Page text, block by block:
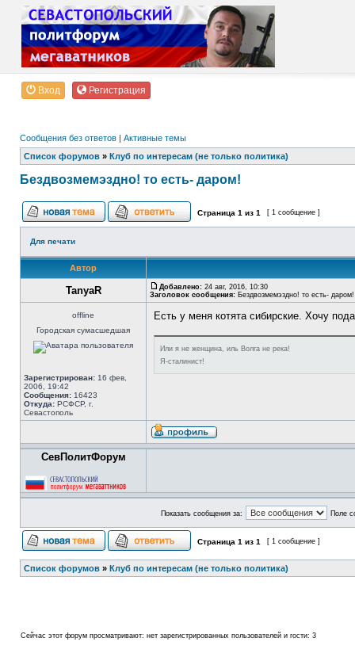
Вход Регистрация
Сообщения без ответов | Активные темы
Список форумов » Клуб по интересам (не только политика)
Бездвозмемэздно! то есть- даром!
Страница 1 из 1 [ 1 сообщение ]
Для печати
Автор
TanyaR Добавлено: 24 авг, 2016, 10:30
Заголовок сообщения: Бездвозмемэздно! то есть- даром!
offline
Городская сумасшедшая
Зарегистрирован: 16 фев,
2006, 19:42
Сообщения: 16423
Откуда: РСФСР, г.
Севастополь
Есть у меня котята сибирские. Хочу
Или я не женщина, иль Волга не река!
Я-сталинист!
СевПолитФорум
Показать сообщения за: Поле
Страница 1 из 1 [ 1 сообщение ]
Список форумов » Клуб по интересам (не только политика)
Сейчас этот форум просматривают: нет зарегистрированных пользователей и гости: 3